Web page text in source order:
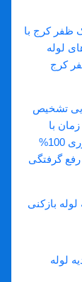
ظفر کرج با
لوله
کرج
تشخیص
با
رعایت کامل بهداشت بدون کثیف کاری ارزان و فوری 100%
گرفتگی
بازکنی
لوله